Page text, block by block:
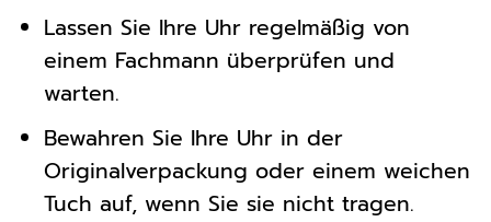
Lassen Sie Ihre Uhr regelmäßig von
einem Fachmann überprüfen und
warten.
Bewahren Sie Ihre Uhr in der
Originalverpackung oder einem weichen
Tuch auf, wenn Sie sie nicht tragen.